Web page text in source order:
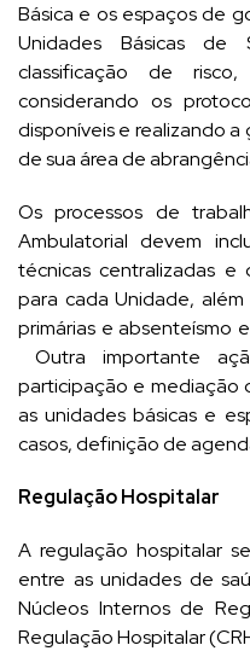
Básica e os espaços de
Unidades Básicas de
classificação de
considerando os
disponíveis e realizando
de sua área de
Os processos de
Ambulatorial devem
técnicas centralizadas e
para cada Unidade,
primárias e absenteísmo
Outra importante
participação e mediação
as unidades básicas e
casos, definição de
Regulação Hospitalar
A regulação hospitalar
entre as unidades de
Núcleos Internos de
Regulação Hospitalar